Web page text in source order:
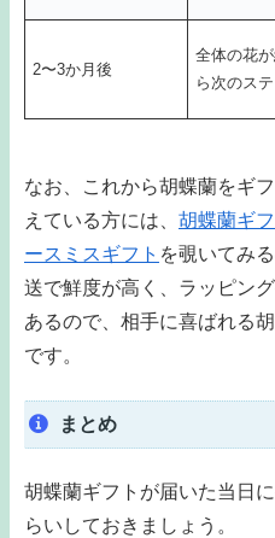
2〜3か月後
全体の花
ら次のス
なお、これから胡蝶蘭をギ
えている方には、 胡蝶蘭ギ
ースミスギフト を覗いてみ
送で鮮度が高く、ラッピン
あるので、相手に喜ばれる
です。
まとめ
胡蝶蘭ギフトが届いた当日
らいしておきましょう。